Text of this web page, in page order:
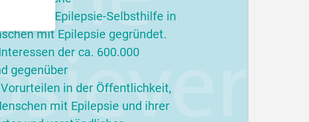
der Epilepsie-Selbsthilfe in
mit Epilepsie gegründet.
der ca. 600.000
gegenüber
in der Öffentlichkeit,
mit Epilepsie und ihrer